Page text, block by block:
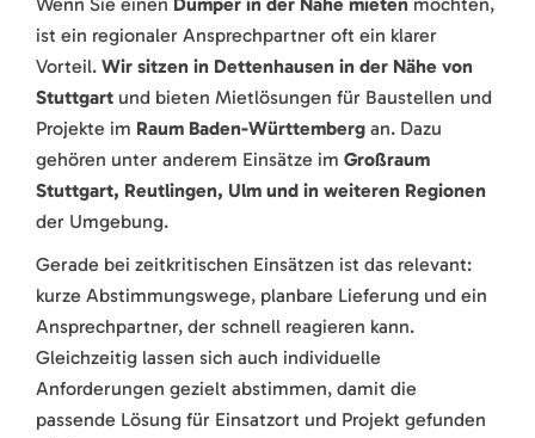
ist ein regionaler Ansprechpartner oft ein klarer
Vorteil. Wir sitzen in Dettenhausen in der Nähe von
Stuttgart und bieten Mietlösungen für Baustellen und
Projekte im Raum Baden-Württemberg an. Dazu
gehören unter anderem Einsätze im Großraum
Stuttgart, Reutlingen, Ulm und in weiteren Regionen
der Umgebung.
Gerade bei zeitkritischen Einsätzen ist das relevant:
kurze Abstimmungswege, planbare Lieferung und ein
Ansprechpartner, der schnell reagieren kann.
Gleichzeitig lassen sich auch individuelle
Anforderungen gezielt abstimmen, damit die
passende Lösung für Einsatzort und Projekt gefunden